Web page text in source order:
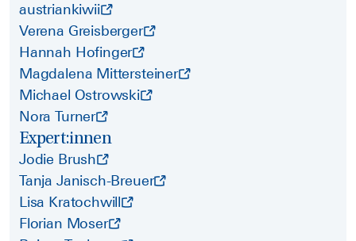
austriankiwii
Verena Greisberger
Hannah Hofinger
Magdalena Mittersteiner
Michael Ostrowski
Nora Turner
Expert:innen
Jodie Brush
Tanja Janisch-Breuer
Lisa Kratochwill
Florian Moser